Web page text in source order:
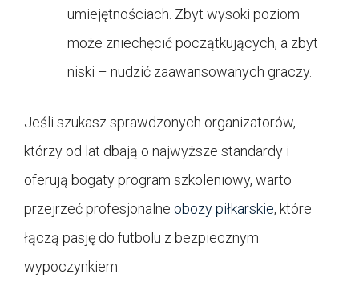
umiejętnościach. Zbyt wysoki poziom
może zniechęcić początkujących, a zbyt
niski – nudzić zaawansowanych graczy.
Jeśli szukasz sprawdzonych organizatorów,
którzy od lat dbają o najwyższe standardy i
oferują bogaty program szkoleniowy, warto
przejrzeć profesjonalne obozy piłkarskie, które
łączą pasję do futbolu z bezpiecznym
wypoczynkiem.